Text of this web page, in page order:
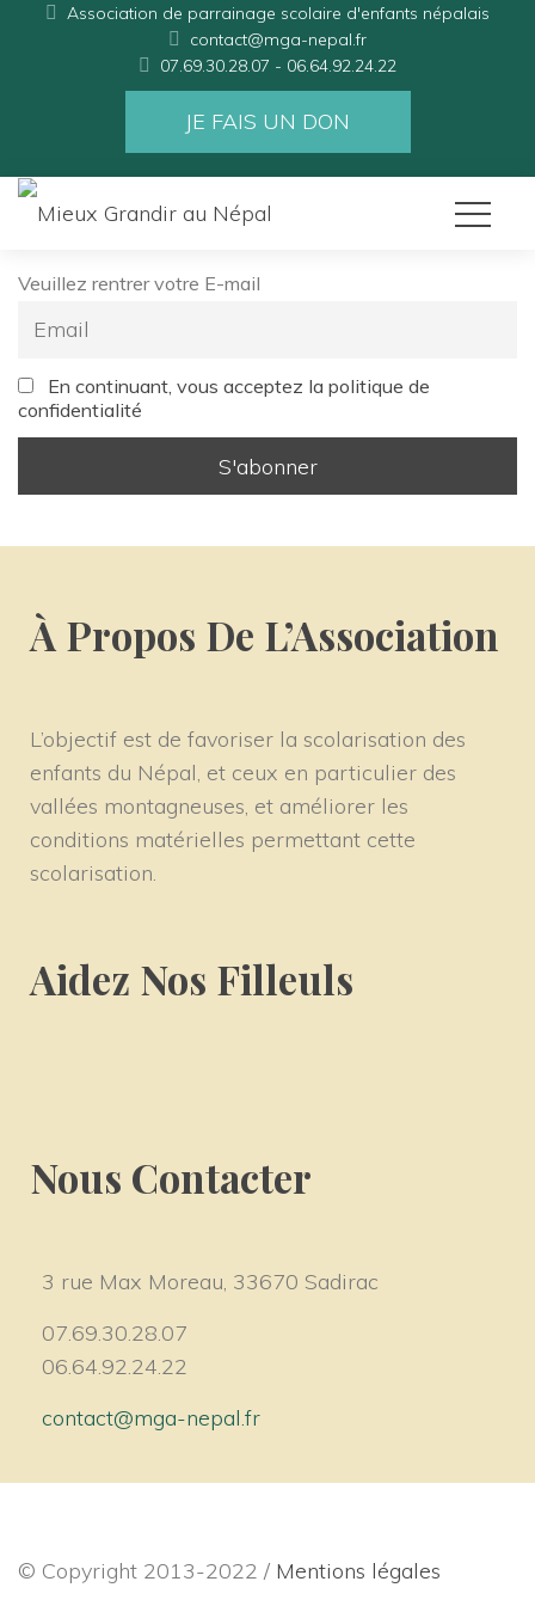
Association de parrainage scolaire d'enfants népalai
contact@mga-nepal.fr
07.69.30.28.07 - 06.64.92.24.22
JE FAIS UN DON
Veuillez rentrer votre E-mail
En continuant, vous acceptez la politique de
confidentialité
À Propos De L’Association
L’objectif est de favoriser la scolarisation des
enfants du Népal, et ceux en particulier des
vallées montagneuses, et améliorer les
conditions matérielles permettant cette
colarisation.
Aidez Nos Filleul
Nous Contacter
3 rue Max Moreau, 33670 Sadirac
07.69.30.28.07
06.64.92.24.22
contact@mga-nepal.fr
© Copyright 2013-2022 / Mentions légale